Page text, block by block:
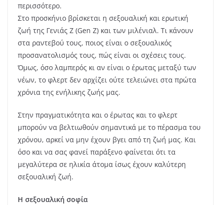
περισσότερο.
Στο προσκήνιο βρίσκεται η σεξουαλική και ερωτική
ζωή της Γενιάς Ζ (Gen Z) και των μιλένιαλ. Τι κάνουν
στα ραντεβού τους, ποιος είναι ο σεξουαλικός
προσανατολισμός τους, πώς είναι οι σχέσεις τους.
Όμως, όσο λαμπερός κι αν είναι ο έρωτας μεταξύ των
νέων, το φλερτ δεν αρχίζει ούτε τελειώνει στα πρώτα
χρόνια της ενήλικης ζωής μας.
Στην πραγματικότητα και ο έρωτας και το φλερτ
μπορούν να βελτιωθούν σημαντικά με το πέρασμα του
χρόνου, αρκεί να μην έχουν βγει από τη ζωή μας. Και
όσο και να σας φανεί παράξενο φαίνεται ότι τα
μεγαλύτερα σε ηλικία άτομα ίσως έχουν καλύτερη
σεξουαλική ζωή.
Η σεξουαλική σοφία